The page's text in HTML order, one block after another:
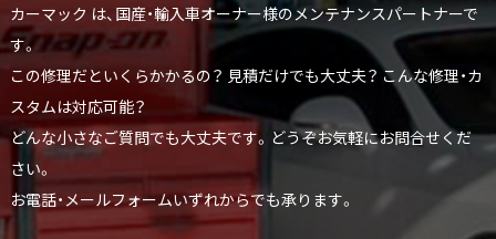
カーマック は、国産・輸入車オーナー様のメンテナンスパートナーで
す。
この修理だといくらかかるの？ 見積だけでも大丈夫？ こんな修理・カ
スタムは対応可能？
どんな小さなご質問でも大丈夫です。どうぞお気軽にお問合せくだ
さい。
お電話・メールフォームいずれからでも承ります。